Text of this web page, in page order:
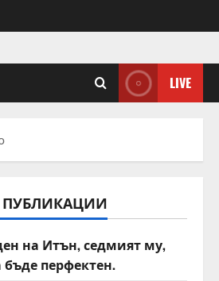
LIVE
на Итън, седмият му,
перфектен.